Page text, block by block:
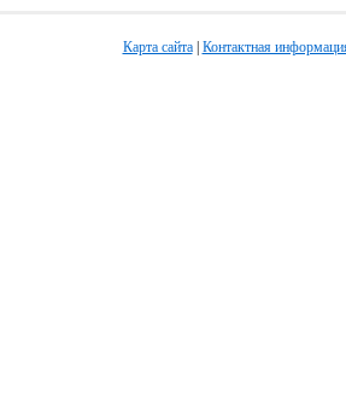
Карта сайта| Контактная